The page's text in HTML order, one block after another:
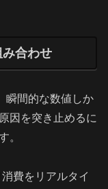
合わせ
瞬間的な数値しか
因を突き止めるに
。
費をリアルタイ